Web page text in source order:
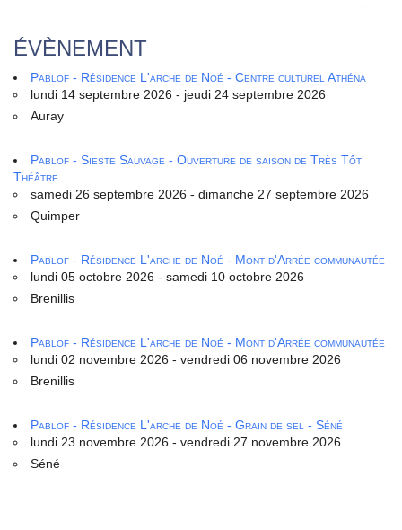
ÉVÈNEMENT
Pablof - Résidence L'arche de Noé - Centre culturel Athéna
lundi 14 septembre 2026 - jeudi 24 septembre 2026
Auray
Pablof - Sieste Sauvage - Ouverture de saison de Très Tôt
Théâtre
samedi 26 septembre 2026 - dimanche 27 septembre 2026
Quimper
Pablof - Résidence L'arche de Noé - Mont d'Arrée communautée
lundi 05 octobre 2026 - samedi 10 octobre 2026
Brenillis
Pablof - Résidence L'arche de Noé - Mont d'Arrée communautée
lundi 02 novembre 2026 - vendredi 06 novembre 2026
Brenillis
Pablof - Résidence L'arche de Noé - Grain de sel - Séné
lundi 23 novembre 2026 - vendredi 27 novembre 2026
Séné